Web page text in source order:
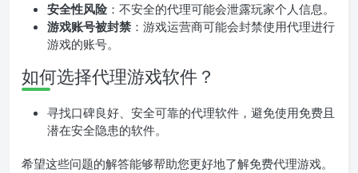
安全性风险 ：不安全的代理可能会泄露玩家个人信息。
游戏账号被封禁 ：游戏运营商可能会封禁使用代理进行
游戏的账号。
如何选择代理游戏软件？
寻找口碑良好、安全可靠的代理软件，避免使用免费且
潜在安全隐患的软件。
希望这些问题的解答能够帮助您更好地了解免费代理游戏。